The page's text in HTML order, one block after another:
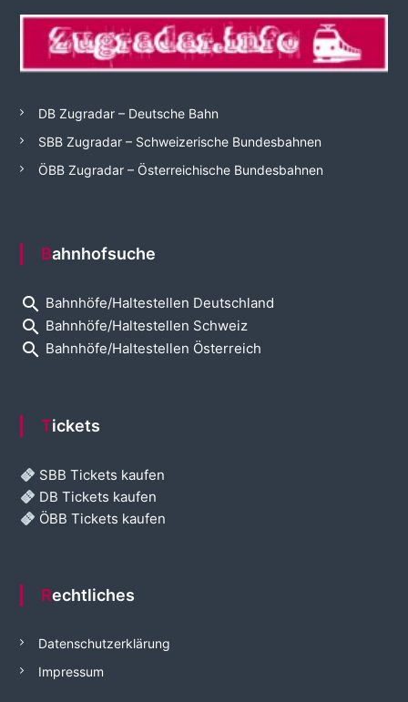
DB Zugradar – Deutsche Bahn
SBB Zugradar – Schweizerische Bundesbahnen
ÖBB Zugradar – Österreichische Bundesbahnen
Bahnhofsuche
search Bahnhöfe/Haltestellen Deutschland
search Bahnhöfe/Haltestellen Schweiz
search Bahnhöfe/Haltestellen Österreich
Tickets
SBB Tickets kaufen
DB Tickets kaufen
ÖBB Tickets kaufen
Rechtliches
Datenschutzerklärung
Impressum